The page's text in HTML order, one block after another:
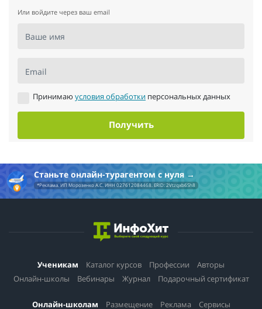
Или войдите через ваш email
Ваше имя
Email
Принимаю условия обработки персональных данных
Получить
Станьте онлайн-турагентом с нуля
*Реклама. ИП Морозенко А.С. ИНН 027612084468. ERID: 2Vtzqxb6Sh8
Ученикам Каталог курсов Профессии
Авторы
Онлайн-школы
Вебинары Журнал Подарочный сертификат
Онлайн-школам Размещение Реклама Сервисы